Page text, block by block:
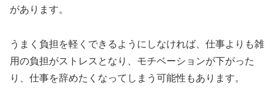
があります。
うまく負担を軽くできるようにしなければ、仕事よりも雑
用の負担がストレスとなり、モチベーションが下がった
り、仕事を辞めたくなってしまう可能性もあります。